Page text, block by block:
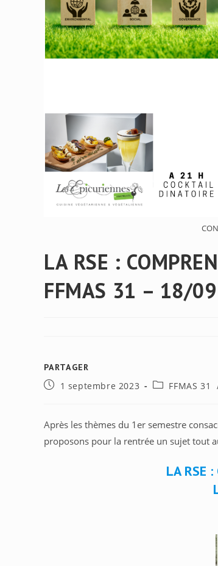
LA RSE :
FFMAS 31 – 18/
PARTAGER
CE
Publication
1 septembre 2023
PostFFMAS 31
Après les thèmes du 1er semestre
proposons pour la rentrée un sujet tout
LA RSE :